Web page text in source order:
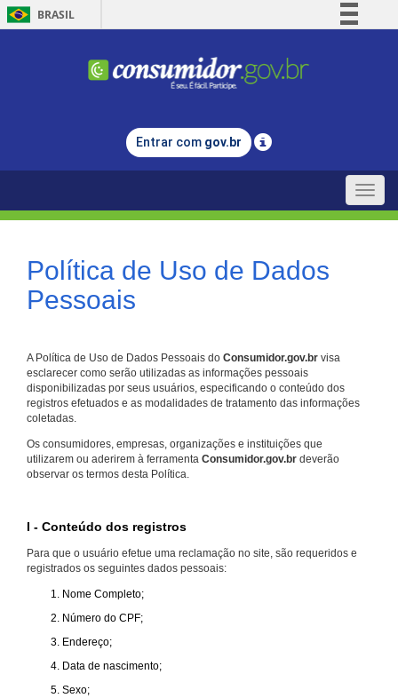
BRASIL
Comunica BR
Legislação
Entrar com gov.br
Toggle
Política de Uso de Dados
Pessoais
A Política de Uso de Dados Pessoais do Consumidor.gov.br visa
esclarecer como serão utilizadas as informações pessoais
disponibilizadas por seus usuários, especificando o conteúdo dos
registros efetuados e as modalidades de tratamento das informações
coletadas.
Os consumidores, empresas, organizações e instituições que
utilizarem ou aderirem à ferramenta Consumidor.gov.br deverão
observar os termos desta Política.
I - Conteúdo dos registros
Para que o usuário efetue uma reclamação no site, são requeridos e
registrados os seguintes dados pessoais:
Nome Completo;
Número do CPF;
Endereço;
Data de nascimento;
Sexo;